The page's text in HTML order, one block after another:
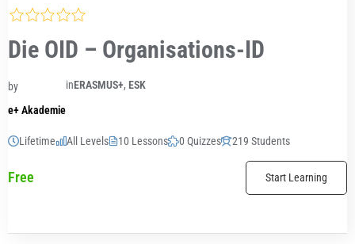
Die OID – Organisations-ID
by
e+ Akademie
inERASMUS+, ESK
Lifetime All Levels 10 Lessons 0 Quizzes 219 Students
Free Start Learning